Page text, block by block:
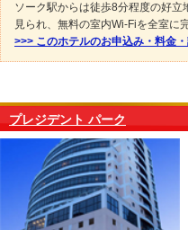
ソーク駅からは徒歩8分程度の好
見られ、無料の室内Wi-Fiを全室に
>>> このホテルのお申込み・料金
プレジデント パーク